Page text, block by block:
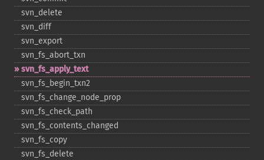
svn_​delete
svn_​diff
svn_​export
svn_​fs_​abort_​txn
svn_​fs_​apply_​text
svn_​fs_​begin_​txn2
svn_​fs_​change_​node_​prop
svn_​fs_​check_​path
svn_​fs_​contents_​changed
svn_​fs_​copy
svn_​fs_​delete